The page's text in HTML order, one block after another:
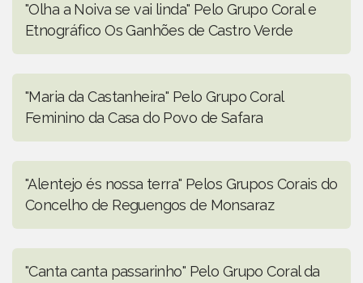
"Olha a Noiva se vai linda" Pelo Grupo Coral e
Etnográfico Os Ganhões de Castro Verde
"Maria da Castanheira" Pelo Grupo Coral
Feminino da Casa do Povo de Safara
"Alentejo és nossa terra" Pelos Grupos Corais do
Concelho de Reguengos de Monsaraz
"Canta canta passarinho" Pelo Grupo Coral da